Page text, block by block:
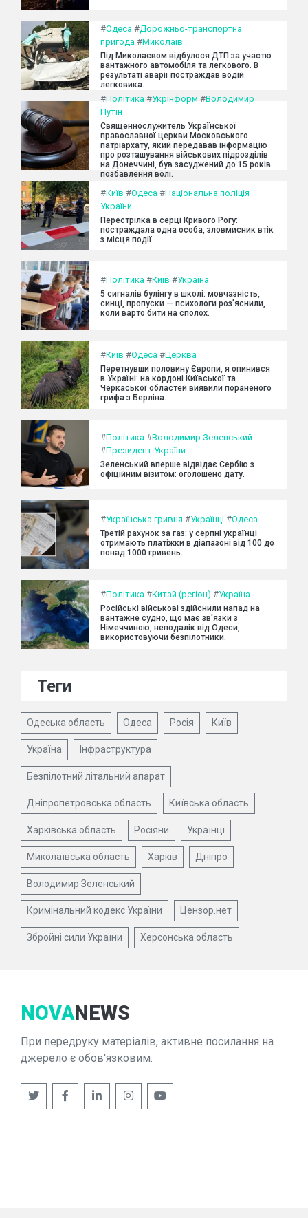
#Одеса #Дорожньо-транспортна
пригода #Миколаїв
Під Миколаєвом відбулося ДТП за участю
вантажного автомобіля та легкового. В
результаті аварії постраждав водій
легковика.
#Політика #Укрінформ #Володимир
Путін
Священнослужитель Української
православної церкви Московського
патріархату, який передавав інформацію
про розташування військових підрозділів
на Донеччині, був засуджений до 15 років
позбавлення волі.
#Київ #Одеса #Національна поліція
України
Перестрілка в серці Кривого Рогу:
постраждала одна особа, зловмисник втік
з місця події.
#Політика #Київ #Україна
5 сигналів булінгу в школі: мовчазність,
синці, пропуски — психологи роз’яснили,
коли варто бити на сполох.
#Київ #Одеса #Церква
Перетнувши половину Європи, я опинився
в Україні: на кордоні Київської та
Черкаської областей виявили пораненого
грифа з Берліна.
#Політика #Володимир Зеленський
#Президент України
Зеленський вперше відвідає Сербію з
офіційним візитом: оголошено дату.
#Українська гривня #Українці #Одеса
Третій рахунок за газ: у серпні українці
отримають платіжки в діапазоні від 100 до
понад 1000 гривень.
#Політика #Китай (регіон) #Україна
Російські військові здійснили напад на
вантажне судно, що має зв'язки з
Німеччиною, неподалік від Одеси,
використовуючи безпілотники.
Теги
Одеська область Одеса Росія Київ
Україна Інфраструктура
Безпілотний літальний апарат
Дніпропетровська область Київська область
Харківська область Росіяни Українці
Миколаївська область Харків Дніпро
Володимир Зеленський
Кримінальний кодекс України Цензор.нет
Збройні сили України Херсонська область
NOVANEWS
При передруку матеріалів, активне посилання на
джерело є обов'язковим.